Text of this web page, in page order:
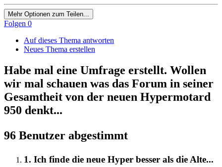
Mehr Optionen zum Teilen...
Folgen 0
Auf dieses Thema antworten
Neues Thema erstellen
Habe mal eine Umfrage erstellt. Wollen
wir mal schauen was das Forum in seiner
Gesamtheit von der neuen Hypermotard
950 denkt...
96 Benutzer abgestimmt
1. Ich finde die neue Hyper besser als die Alte...